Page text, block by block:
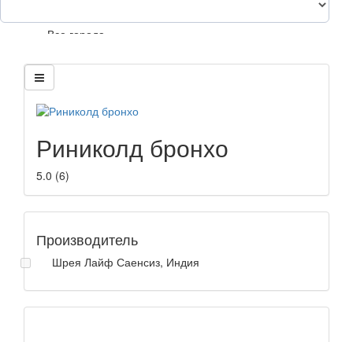
Все города
Риниколд бронхо
5.0 (6)
Производитель
Шрея Лайф Саенсиз, Индия